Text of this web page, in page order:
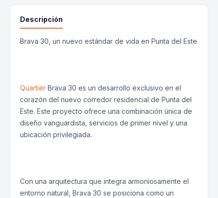
Descripción
Brava 30, un nuevo estándar de vida en Punta del Este
Quartier Brava 30 es un desarrollo exclusivo en el
corazón del nuevo corredor residencial de Punta del
Este. Este proyecto ofrece una combinación única de
diseño vanguardista, servicios de primer nivel y una
ubicación privilegiada.
Con una arquitectura que integra armoniosamente el
entorno natural, Brava 30 se posiciona como un